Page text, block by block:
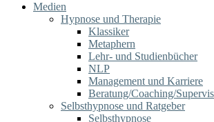
Medien
Hypnose und Therapie
Klassiker
Metaphern
Lehr- und Studienbücher
NLP
Management und Karriere
Beratung/Coaching/
Selbsthypnose und Ratgeber
Selbsthypnose